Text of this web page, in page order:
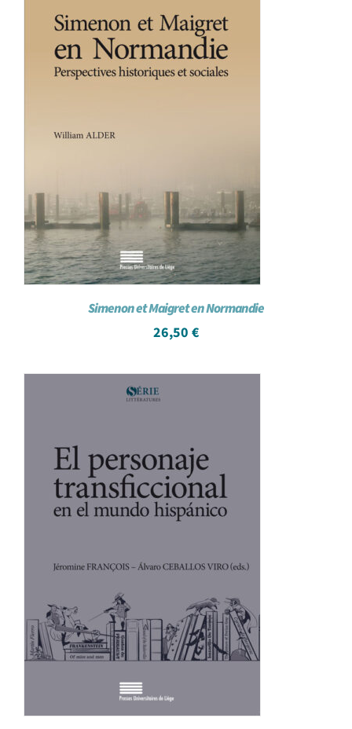
Simenon et Maigret en Normandie
26,50 €